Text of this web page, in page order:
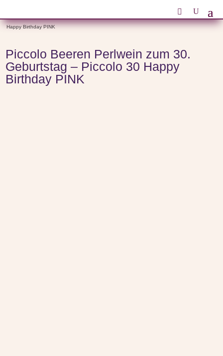
/ Piccolo Beeren Perlwein zum 30. Geburtstag – Piccolo 30
Happy Birthday PINK
Piccolo Beeren Perlwein zum 30.
Geburtstag – Piccolo 30 Happy
Birthday PINK